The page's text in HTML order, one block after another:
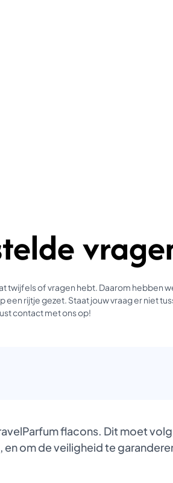
twijfels of vragen hebt. Daarom hebben
rijtje gezet. Staat jouw vraag er niet
contact met ons op!
flacons. Dit moet
om de veiligheid te